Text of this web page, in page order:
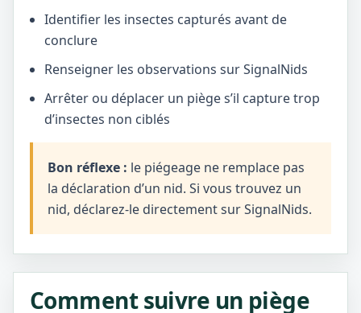
Identifier les insectes capturés avant de
conclure
Renseigner les observations sur SignalNids
Arrêter ou déplacer un piège s’il capture trop
d’insectes non ciblés
Bon réflexe : le piégeage ne remplace pas
la déclaration d’un nid. Si vous trouvez un
nid, déclarez-le directement sur SignalNids.
Comment suivre un piège